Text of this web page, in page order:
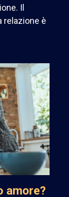
Il
relazione è
amore?